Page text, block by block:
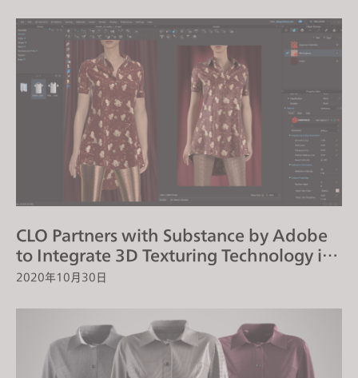
CLO Partners with Substance by Adobe
to Integrate 3D Texturing Technology in
CLO 6.0
2020年10月30日